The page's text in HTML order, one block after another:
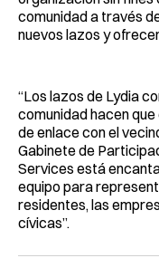
comunidad a través
nuevos lazos y
“Los lazos de Lydia
comunidad hacen
de enlace con el
Gabinete de
Services está
equipo para
residentes, las
cívicas”.